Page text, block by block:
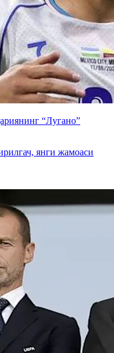
“Лугано”
янги жамоаси